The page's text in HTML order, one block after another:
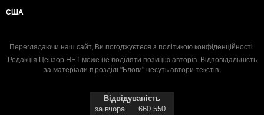
США
Переглядаючи наш сайт, Ви погоджуєтеся з політикою конфіденційності.
Редакція Цензор.НЕТ може не поділяти позицію авторів. Відповідальність
за матеріали в розділі "Блоги" несуть автори текстів.
Відвідуваність
за вчора
660 550